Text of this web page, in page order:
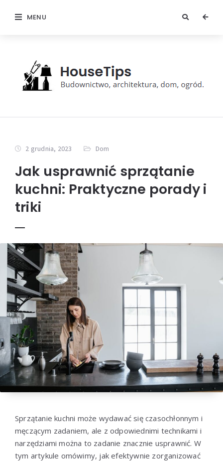
MENU
2 grudnia, 2023 Dom
Jak usprawnić sprzątanie
kuchni: Praktyczne porady i
triki
Sprzątanie kuchni może wydawać się czasochłonnym i
męczącym zadaniem, ale z odpowiednimi technikami i
narzędziami można to zadanie znacznie usprawnić. W
tym artykule omówimy, jak efektywnie zorganizować